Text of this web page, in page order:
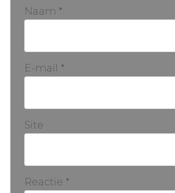
Naam *
E-mail *
Site
Reactie *